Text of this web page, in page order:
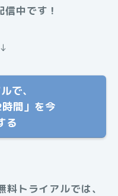
中です！
で、
間」を今
る
トライアルでは、